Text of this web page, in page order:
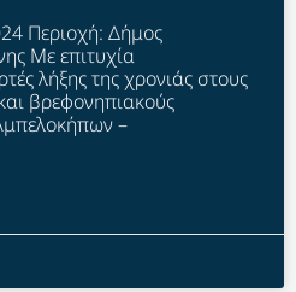
Περιοχή: Δήμος
Με επιτυχία
λήξης της χρονιάς στους
βρεφονηπιακούς
–